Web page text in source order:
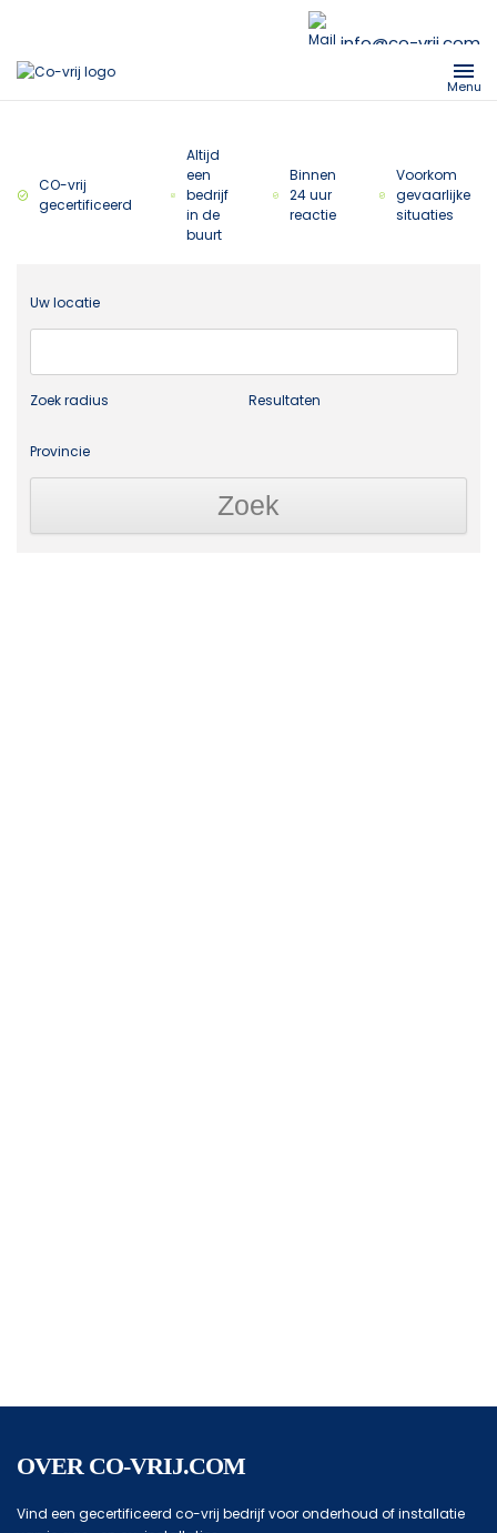
info@co-vrij.com
Menu
CO-vrij
gecertificeerd
Altijd
een
bedrijf
in de
buurt
Binnen
24 uur
reactie
Voorkom
gevaarlijke
situaties
Uw locatie
Zoek radius Resultaten
Provincie
OVER CO-VRIJ.COM
Vind een gecertificeerd co-vrij bedrijf voor onderhoud of installatie